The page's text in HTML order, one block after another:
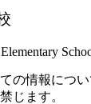
の情報につ
禁じます。